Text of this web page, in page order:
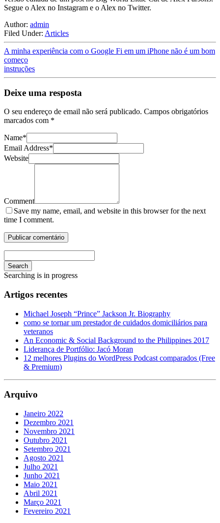
Segue o Alex no Instagram e o Alex no Twitter.
Author: admin
Filed Under: Articles
A minha experiência com o Google Fi em um iPhone não é um bom
começo
instruções
Deixe uma resposta
O seu endereço de email não será publicado. Campos obrigatórios
marcados com *
Name*
Email Address*
Website
Comment
Save my name, email, and website in this browser for the next
time I comment.
Search
Searching is in progress
Artigos recentes
Michael Joseph “Prince” Jackson Jr. Biography
como se tornar um prestador de cuidados domiciliários para
veteranos
An Economic & Social Background to the Philippines 2017
Liderança de Portfólio: Jacó Moran
12 melhores Plugins do WordPress Podcast comparados (Free
& Premium)
Arquivo
Janeiro 2022
Dezembro 2021
Novembro 2021
Outubro 2021
Setembro 2021
Agosto 2021
Julho 2021
Junho 2021
Maio 2021
Abril 2021
Março 2021
Fevereiro 2021